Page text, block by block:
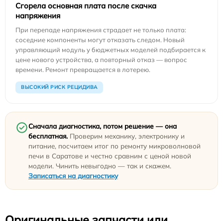
Сгорела основная плата после скачка
напряжения
При перепаде напряжения страдает не только плата:
соседние компоненты могут отказать следом. Новый
управляющий модуль у бюджетных моделей подбирается к
цене нового устройства, а повторный отказ — вопрос
времени. Ремонт превращается в лотерею.
ВЫСОКИЙ РИСК РЕЦИДИВА
Сначала диагностика, потом решение — она
бесплатная. Проверим механику, электронику и
питание, посчитаем итог по ремонту микроволновой
печи в Саратове и честно сравним с ценой новой
модели. Чинить невыгодно — так и скажем.
Записаться на диагностику